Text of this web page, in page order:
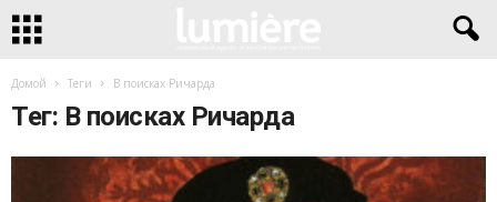
Домой Теги В поисках Ричарда
Тег: В поисках Ричарда